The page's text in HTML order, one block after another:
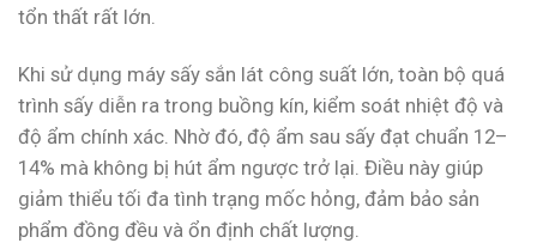
tổn thất rất lớn.
Khi sử dụng máy sấy sắn lát công suất lớn, toàn bộ quá
trình sấy diễn ra trong buồng kín, kiểm soát nhiệt độ và
độ ẩm chính xác. Nhờ đó, độ ẩm sau sấy đạt chuẩn 12–
14% mà không bị hút ẩm ngược trở lại. Điều này giúp
giảm thiểu tối đa tình trạng mốc hỏng, đảm bảo sản
phẩm đồng đều và ổn định chất lượng.